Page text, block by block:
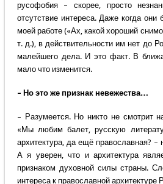
русофобия – скорее, просто
отсутствие интереса. Даже когда они
моей работе («Ах, какой хороший
т. д.), в действительности им нет до
малейшего дела. И это факт. В
мало что изменится.
– Но это же признак невежества…
– Разумеется. Но никто не смотрит
«Мы любим балет, русскую
архитектура, да ещё православная? –
А я уверен, что и архитектура
признаком духовной силы страны.
интереса к православной архитектуре